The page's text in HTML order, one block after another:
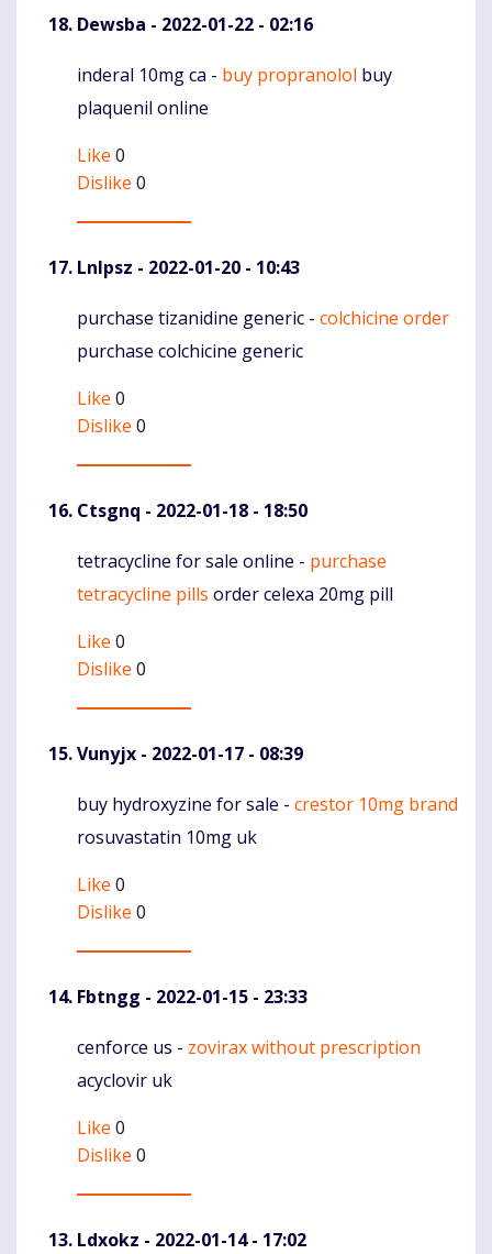
Dewsba - 2022-01-22 - 02:16
Komentaras
inderal 10mg ca - buy propranolol buy
plaquenil online
Like 0
Dislike 0
Lnlpsz - 2022-01-20 - 10:43
Komentaras
purchase tizanidine generic - colchicine order
purchase colchicine generic
Like 0
Dislike 0
Ctsgnq - 2022-01-18 - 18:50
Komentaras
tetracycline for sale online - purchase
tetracycline pills order celexa 20mg pill
Like 0
Dislike 0
Vunyjx - 2022-01-17 - 08:39
Komentaras
buy hydroxyzine for sale - crestor 10mg brand
rosuvastatin 10mg uk
Like 0
Dislike 0
Fbtngg - 2022-01-15 - 23:33
Komentaras
cenforce us - zovirax without prescription
acyclovir uk
Like 0
Dislike 0
Ldxokz - 2022-01-14 - 17:02